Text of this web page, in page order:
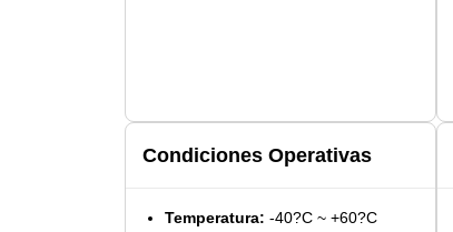
Condiciones Operativas
Temperatura: -40?C ~ +60?C